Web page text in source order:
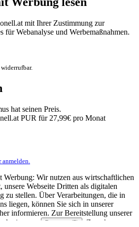
mit Ihrer Zustimmung zur
für Webanalyse und Werbemaßnahmen.
hat seinen Preis.
PUR für 27,99€ pro Monat
anmelden.
Wir nutzen aus wirtschaftlichen
Webseite Dritten als digitalen
zu stellen. Über Verarbeitungen, die in
liegen, können Sie sich in unserer
informieren. Zur Bereitstellung unserer
von
Partnern (5)
. Zwecke: